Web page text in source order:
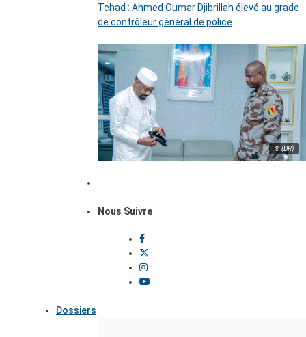
Tchad : Ahmed Oumar Djibrillah élevé au grade
de contrôleur général de police
© (DR)
Nous Suivre
Dossiers